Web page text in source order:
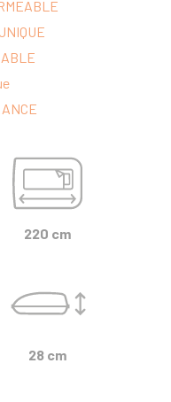
220 cm
28 cm